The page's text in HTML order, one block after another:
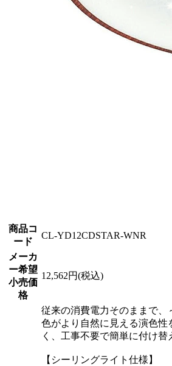
商品コ
ード
CL-YD12CDSTAR-WNR
メーカ
ー希望
小売価
格
12,562円(税込)
従来の消費電力そのままで、
色がより自然に見える演色性
く、工事不要で簡単に付け替
【シーリングライト仕様】